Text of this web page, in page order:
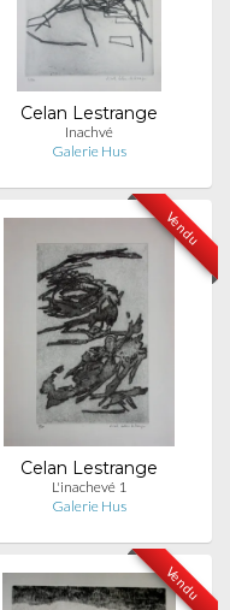
Celan Lestrange
Inachvé
Galerie Hus
Vendu
Celan Lestrange
L'inachevé 1
Galerie Hus
Vendu